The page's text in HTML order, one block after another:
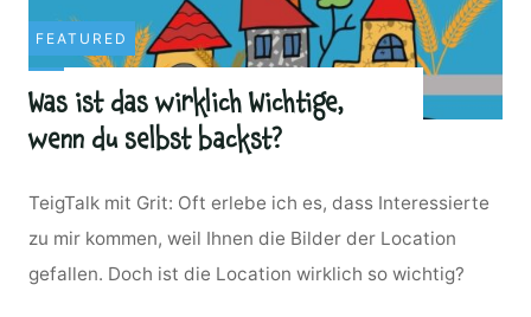
FEATURED
Was ist das wirklich Wichtige,
wenn du selbst backst?
TeigTalk mit Grit: Oft erlebe ich es, dass Interessierte
zu mir kommen, weil Ihnen die Bilder der Location
gefallen. Doch ist die Location wirklich so wichtig?